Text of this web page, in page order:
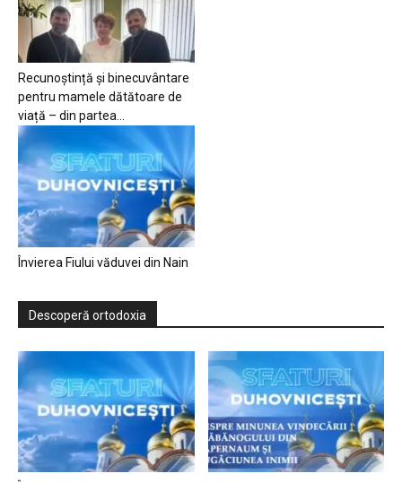
Recunoștință și binecuvântare
pentru mamele dătătoare de
viață – din partea...
Învierea Fiului văduvei din Nain
Descoperă ortodoxia